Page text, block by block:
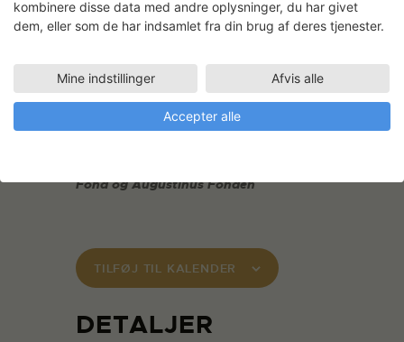
kan afmelding ske uden beregning. Ved
afmelding efter fristen betales 50 % af
3 dage før kursusstart betales hele
kursusafgiften. Man har mulighed for at
sende en stedfortræder, hvis man er
forhindret i at deltage.
Fond og Augustinus Fonden
TILFØJ TIL KALENDER
DETALJER
kombinere disse data med andre oplysninger, du har givet
dem, eller som de har indsamlet fra din brug af deres tjenester.
Mine indstillinger Afvis alle
Accepter alle